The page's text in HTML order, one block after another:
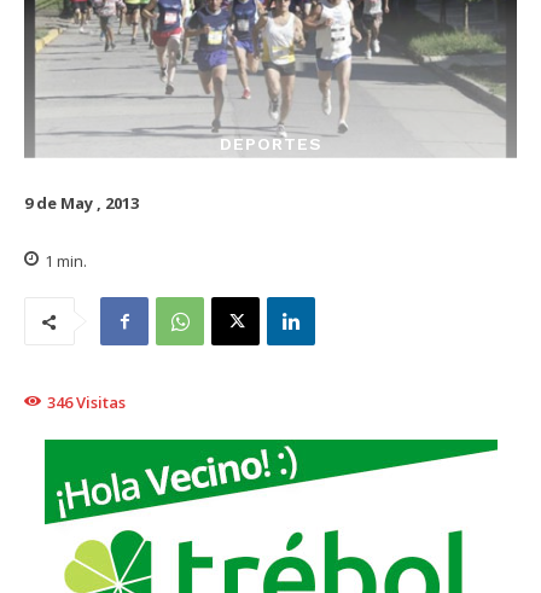
DEPORTES
9 de May , 2013
1 min.
346Visitas